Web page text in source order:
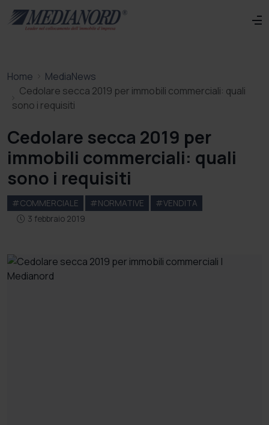
Home
MediaNews
Cedolare secca 2019 per immobili commerciali: quali
sono i requisiti
Cedolare secca 2019 per
immobili commerciali: quali
sono i requisiti
#COMMERCIALE #NORMATIVE
#VENDITA
3 febbraio 2019